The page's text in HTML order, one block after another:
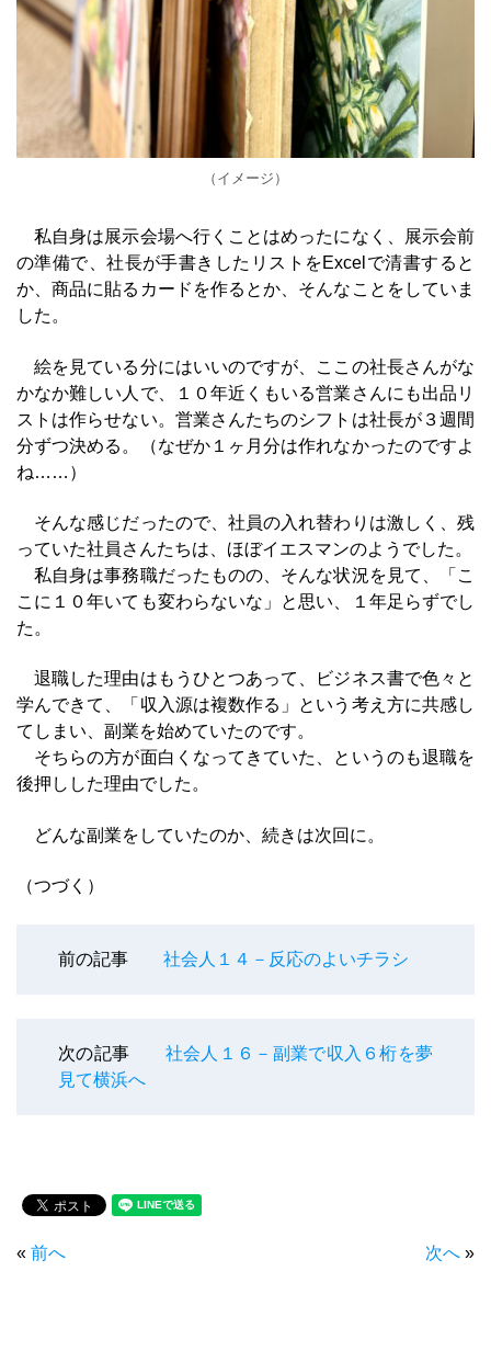
（イメージ）
私自身は展示会場へ行くことはめったになく、展示会前
の準備で、社長が手書きしたリストをExcelで清書すると
か、商品に貼るカードを作るとか、そんなことをしていま
した。
絵を見ている分にはいいのですが、ここの社長さんがな
かなか難しい人で、１０年近くもいる営業さんにも出品リ
ストは作らせない。営業さんたちのシフトは社長が３週間
分ずつ決める。（なぜか１ヶ月分は作れなかったのですよ
ね……）
そんな感じだったので、社員の入れ替わりは激しく、残
っていた社員さんたちは、ほぼイエスマンのようでした。
私自身は事務職だったものの、そんな状況を見て、「こ
こに１０年いても変わらないな」と思い、１年足らずでし
た。
退職した理由はもうひとつあって、ビジネス書で色々と
学んできて、「収入源は複数作る」という考え方に共感し
てしまい、副業を始めていたのです。
そちらの方が面白くなってきていた、というのも退職を
後押しした理由でした。
どんな副業をしていたのか、続きは次回に。
（つづく）
前の記事 社会人１４－反応のよいチラシ
次の記事 社会人１６－副業で収入６桁を夢
見て横浜へ
« 前へ 次へ »